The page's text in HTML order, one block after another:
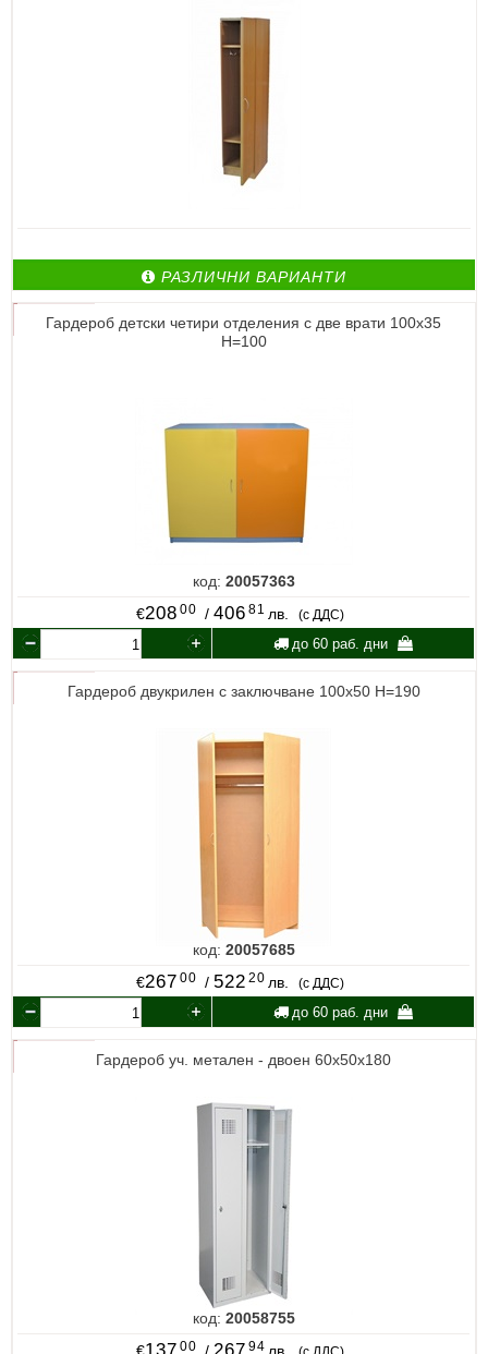
РАЗЛИЧНИ ВАРИАНТИ
Гардероб детски четири отделения с две врати 100х35
Н=100
код: 20057363
€208 00 / 406 81 лв. (с ДДС)
до 60 раб. дни
Гардероб двукрилен с заключване 100х50 Н=190
код: 20057685
€267 00 / 522 20 лв. (с ДДС)
до 60 раб. дни
Гардероб уч. метален - двоен 60х50х180
код: 20058755
00 94